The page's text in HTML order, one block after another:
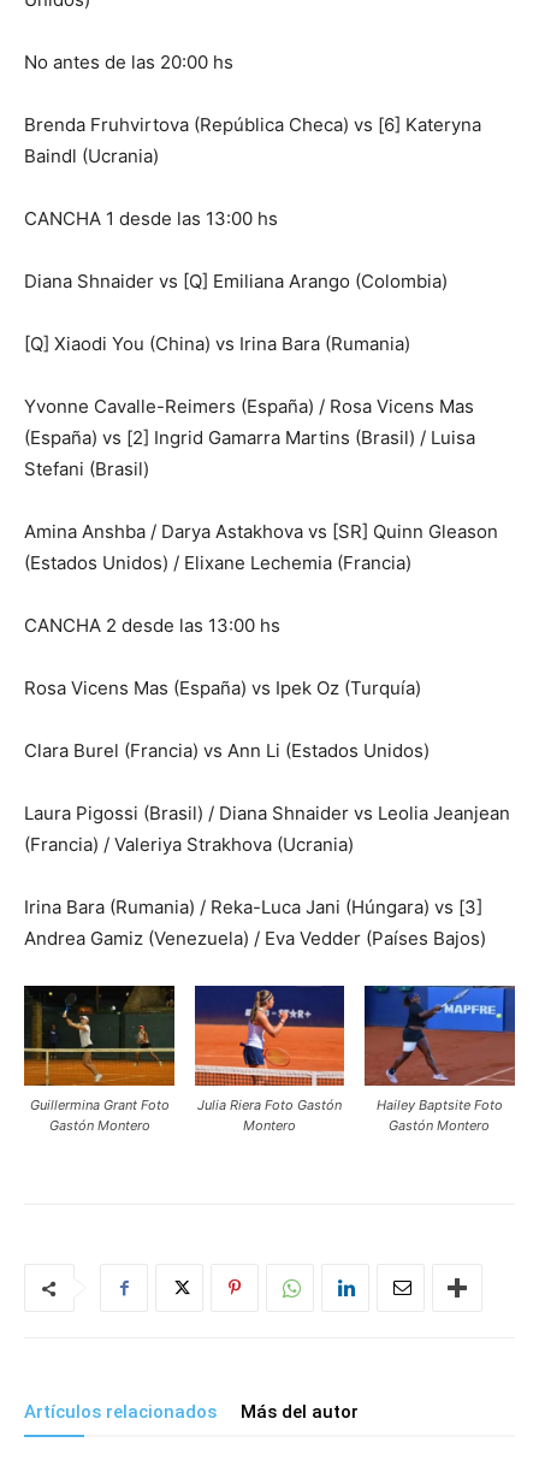
No antes de las 20:00 hs
Brenda Fruhvirtova (República Checa) vs [6] Kateryna
Baindl (Ucrania)
CANCHA 1 desde las 13:00 hs
Diana Shnaider vs [Q] Emiliana Arango (Colombia)
[Q] Xiaodi You (China) vs Irina Bara (Rumania)
Yvonne Cavalle-Reimers (España) / Rosa Vicens Mas
(España) vs [2] Ingrid Gamarra Martins (Brasil) / Luisa
Stefani (Brasil)
Amina Anshba / Darya Astakhova vs [SR] Quinn Gleason
(Estados Unidos) / Elixane Lechemia (Francia)
CANCHA 2 desde las 13:00 hs
Rosa Vicens Mas (España) vs Ipek Oz (Turquía)
Clara Burel (Francia) vs Ann Li (Estados Unidos)
Laura Pigossi (Brasil) / Diana Shnaider vs Leolia Jeanjean
(Francia) / Valeriya Strakhova (Ucrania)
Irina Bara (Rumania) / Reka-Luca Jani (Húngara) vs [3]
Andrea Gamiz (Venezuela) / Eva Vedder (Países Bajos)
Guillermina Grant Foto
Gastón Montero
Julia Riera Foto Gastón
Montero
Hailey Baptsite Foto
Gastón Montero
Artículos relacionados Más del autor